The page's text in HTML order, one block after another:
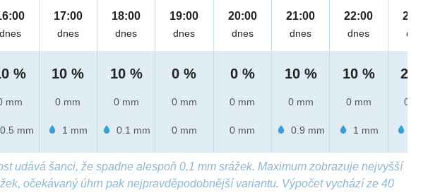
dnes
%
mm
0.5 mm
17:00
dnes
10 %
0 mm
1 mm
18:00
dnes
10 %
0 mm
0.1 mm
19:00
dnes
0 %
0 mm
0 mm
20:00
dnes
0 %
0 mm
0 mm
21:00
dnes
10 %
0 mm
0.9 mm
22:00
dnes
10 %
0 mm
1 mm
23:00
dnes
20 %
0 mm
udává šanci, že spadne alespoň 0,1 mm srážek. Maximum zobrazuje nejvyšší
očekávaný úhrn pak nejpravděpodobnější variantu. Výpočet vychází ze 40